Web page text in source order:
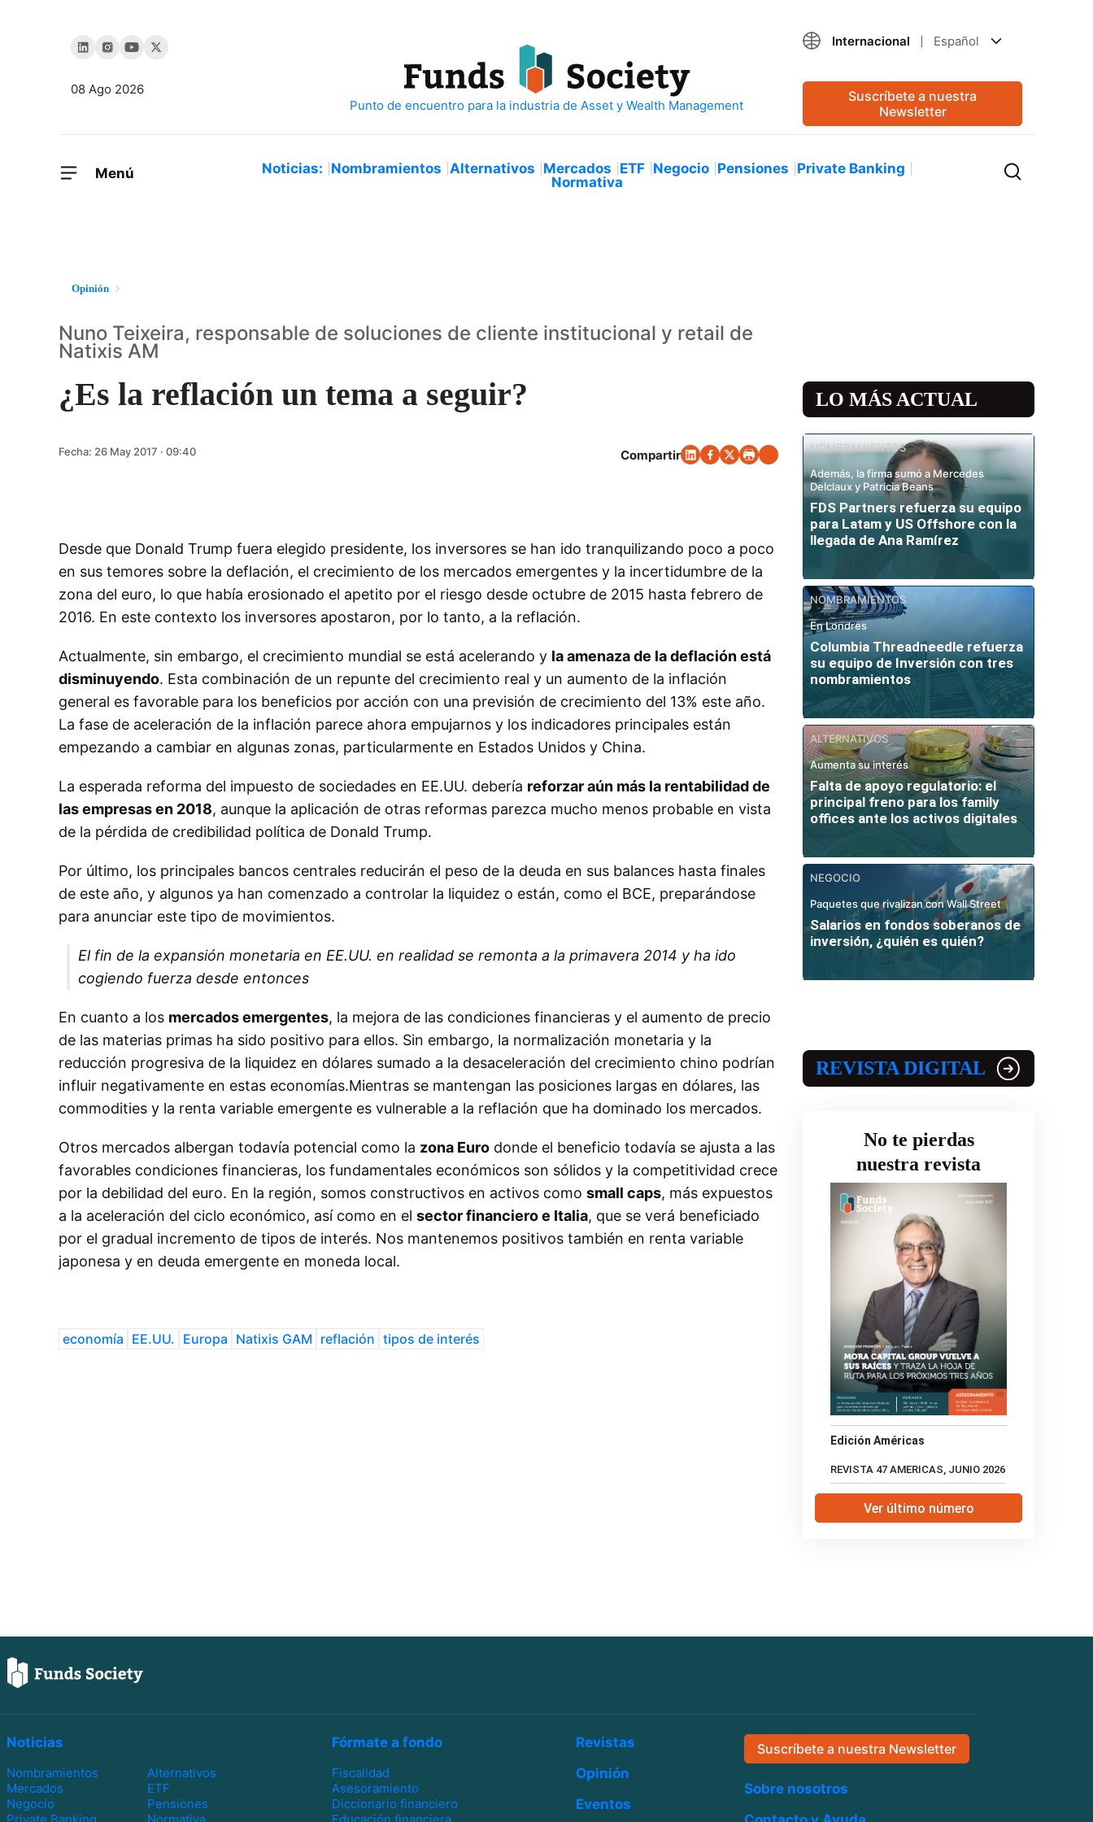
08 Ago 2026
Internacional Español
Suscríbete a nuestra
Newsletter
Menú Noticias: Nombramientos Alternativos Mercados ETF Negocio Pensiones Private Banking
Normativa
Opinión
¿Es la reflación un tema a seguir?
Nuno Teixeira, responsable de soluciones de cliente institucional y retail de
Natixis AM
Fecha: 26 May 2017 · 09:40 Compartir
Desde que Donald Trump fuera elegido presidente, los inversores se han ido tranquilizando poco a poco
en sus temores sobre la deflación, el crecimiento de los mercados emergentes y la incertidumbre de la
zona del euro, lo que había erosionado el apetito por el riesgo desde octubre de 2015 hasta febrero de
2016. En este contexto los inversores apostaron, por lo tanto, a la reflación.
Actualmente, sin embargo, el crecimiento mundial se está acelerando y la amenaza de la deflación está
disminuyendo. Esta combinación de un repunte del crecimiento real y un aumento de la inflación
general es favorable para los beneficios por acción con una previsión de crecimiento del 13% este año.
La fase de aceleración de la inflación parece ahora empujarnos y los indicadores principales están
empezando a cambiar en algunas zonas, particularmente en Estados Unidos y China.
La esperada reforma del impuesto de sociedades en EE.UU. debería reforzar aún más la rentabilidad de
las empresas en 2018, aunque la aplicación de otras reformas parezca mucho menos probable en vista
de la pérdida de credibilidad política de Donald Trump.
Por último, los principales bancos centrales reducirán el peso de la deuda en sus balances hasta finales
de este año, y algunos ya han comenzado a controlar la liquidez o están, como el BCE, preparándose
para anunciar este tipo de movimientos.
El fin de la expansión monetaria en EE.UU. en realidad se remonta a la primavera 2014 y ha ido
cogiendo fuerza desde entonces
En cuanto a los mercados emergentes, la mejora de las condiciones financieras y el aumento de precio
de las materias primas ha sido positivo para ellos. Sin embargo, la normalización monetaria y la
reducción progresiva de la liquidez en dólares sumado a la desaceleración del crecimiento chino podrían
influir negativamente en estas economías.Mientras se mantengan las posiciones largas en dólares, las
commodities y la renta variable emergente es vulnerable a la reflación que ha dominado los mercados.
Otros mercados albergan todavía potencial como la zona Euro donde el beneficio todavía se ajusta a las
favorables condiciones financieras, los fundamentales económicos son sólidos y la competitividad crece
por la debilidad del euro. En la región, somos constructivos en activos como small caps, más expuestos
a la aceleración del ciclo económico, así como en el sector financiero e Italia, que se verá beneficiado
por el gradual incremento de tipos de interés. Nos mantenemos positivos también en renta variable
japonesa y en deuda emergente en moneda local.
economía EE.UU. Europa Natixis GAM reflación tipos de interés
LO MÁS ACTUAL
NOMBRAMIENTOS
Además, la firma sumó a Mercedes
Delclaux y Patricia Beans
FDS Partners refuerza su equipo
para Latam y US Offshore con la
llegada de Ana Ramírez
NOMBRAMIENTOS
En Londres
Columbia Threadneedle refuerza
su equipo de Inversión con tres
nombramientos
ALTERNATIVOS
Aumenta su interés
Falta de apoyo regulatorio: el
principal freno para los family
offices ante los activos digitales
NEGOCIO
Paquetes que rivalizan con Wall Street
Salarios en fondos soberanos de
inversión, ¿quién es quién?
REVISTA DIGITAL
No te pierdas
nuestra revista
Edición Américas
REVISTA 47 AMERICAS, JUNIO 2026
Ver último número
Noticias
Nombramientos
Alternativos
Mercados
ETF
Negocio
Pensiones
Fórmate a fondo
Fiscalidad
Asesoramiento
Diccionario financiero
Revistas
Opinión
Eventos
Suscríbete a nuestra Newsletter
Sobre nosotros